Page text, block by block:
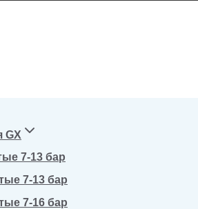
GX
7-13 бар
7-13 бар
7-16 бар